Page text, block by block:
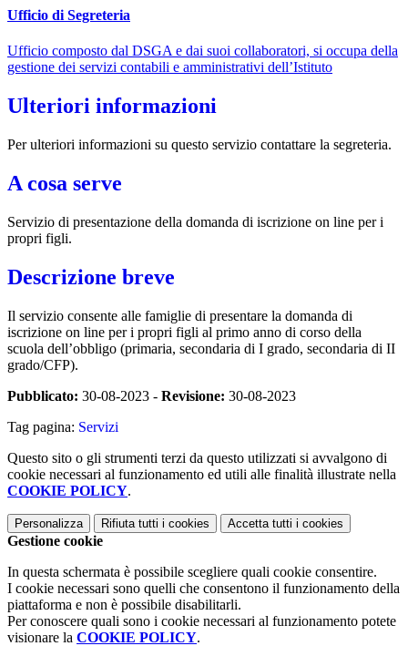
Ufficio di Segreteria
Ufficio composto dal DSGA e dai suoi collaboratori, si occupa della
gestione dei servizi contabili e amministrativi dell’Istituto
Ulteriori informazioni
Per ulteriori informazioni su questo servizio contattare la segreteria.
A cosa serve
Servizio di presentazione della domanda di iscrizione on line per i
propri figli.
Descrizione breve
Il servizio consente alle famiglie di presentare la domanda di
iscrizione on line per i propri figli al primo anno di corso della
scuola dell’obbligo (primaria, secondaria di I grado, secondaria di II
grado/CFP).
Pubblicato: 30-08-2023 - Revisione: 30-08-2023
Tag pagina: Servizi
Questo sito o gli strumenti terzi da questo utilizzati si avvalgono di
cookie necessari al funzionamento ed utili alle finalità illustrate nella
COOKIE POLICY.
Personalizza Rifiuta tutti i cookies Accetta tutti i cookies
Gestione cookie
In questa schermata è possibile scegliere quali cookie consentire.
I cookie necessari sono quelli che consentono il funzionamento della
piattaforma e non è possibile disabilitarli.
Per conoscere quali sono i cookie necessari al funzionamento potete
visionare la COOKIE POLICY.